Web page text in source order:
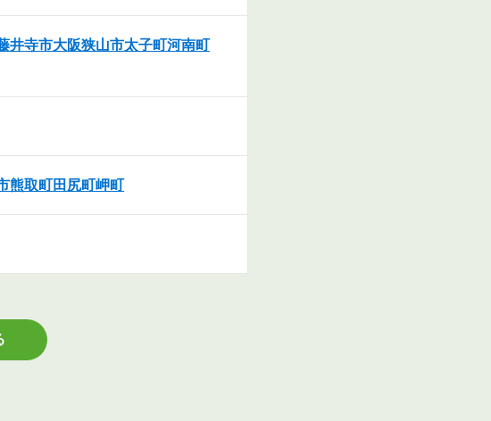
井寺市大阪狭山市太子町河南町
熊取町田尻町岬町